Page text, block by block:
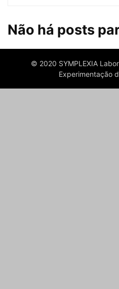
Não há posts
© 2020 SYMPLEXIA
Experimentação